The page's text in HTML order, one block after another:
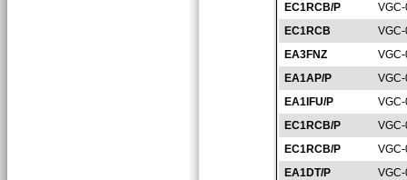
EC1RCB/P
EC1RCB
EA3FNZ
EA1AP/P
EA1IFU/P
EC1RCB/P
EC1RCB/P
EA1DT/P